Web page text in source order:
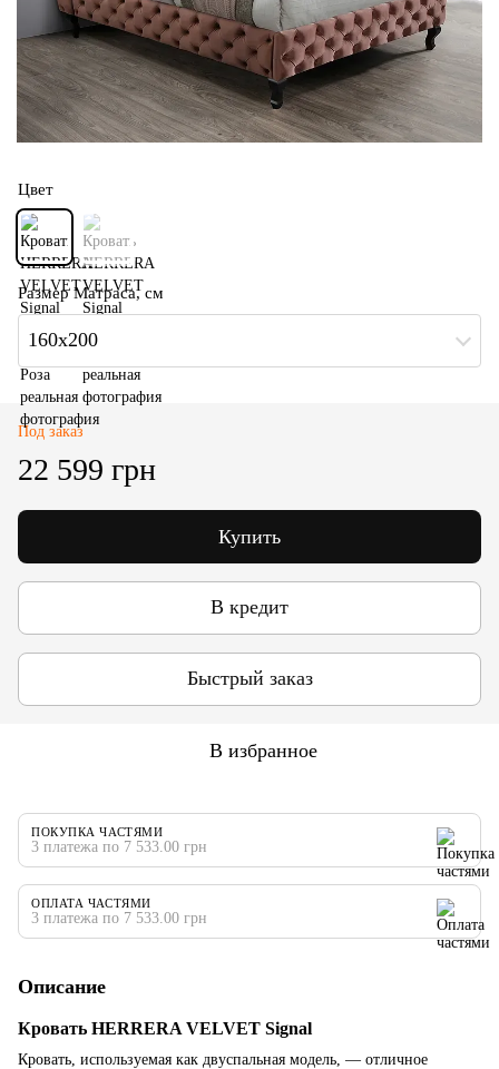
Цвет
Размер Матраса, см
160x200
Под заказ
22 599 грн
Купить
В кредит
Быстрый заказ
В избранное
ПОКУПКА ЧАСТЯМИ
3 платежа по 7 533.00 грн
ОПЛАТА ЧАСТЯМИ
3 платежа по 7 533.00 грн
Описание
Кровать HERRERA VELVET Signal
Кровать, используемая как двуспальная модель, — отличное